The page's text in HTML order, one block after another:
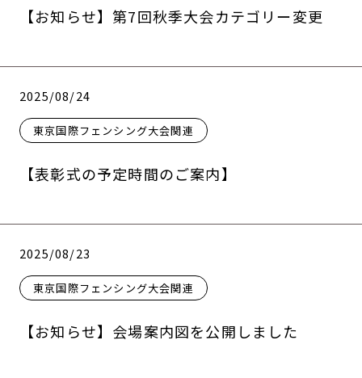
【お知らせ】第7回秋季大会カテゴリー変更
2025/08/24
東京国際フェンシング大会関連
【表彰式の予定時間のご案内】
2025/08/23
東京国際フェンシング大会関連
【お知らせ】会場案内図を公開しました